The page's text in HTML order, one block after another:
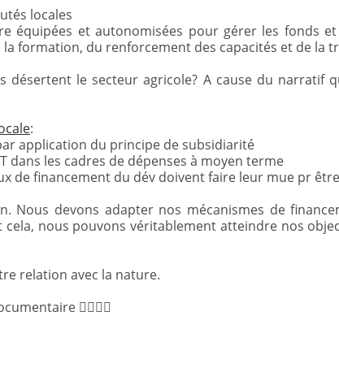
locales
équipées et autonomisées pour gérer les fonds
la formation, du renforcement des capacités et de la
désertent le secteur agricole? A cause du narratif
:
application du principe de subsidiarité
dans les cadres de dépenses à moyen terme
de financement du dév doivent faire leur mue pr
Nous devons adapter nos mécanismes de
cela, nous pouvons véritablement atteindre nos
relation avec la nature.
👇🏾👇🏾